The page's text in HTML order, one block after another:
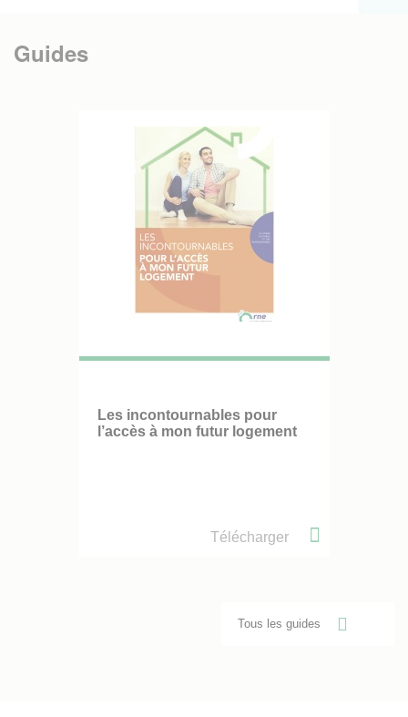
Guides
Les incontournables pour
l’accès à mon futur logement
Télécharger
Tous les guides